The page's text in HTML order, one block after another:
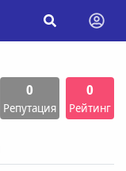
0
Репутация
0
Рейтинг